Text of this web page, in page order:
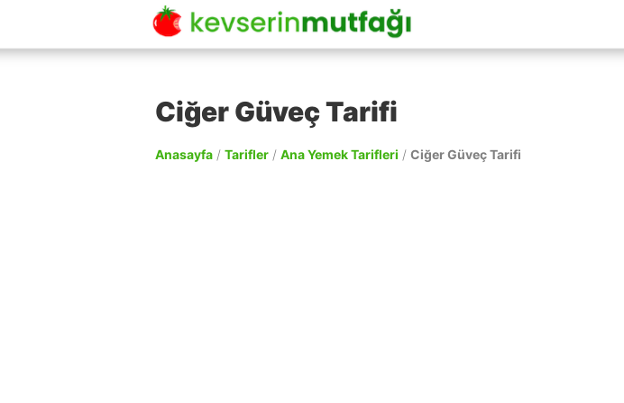
Ciğer Güveç Tarifi
Anasayfa / Tarifler / Ana Yemek Tarifleri / Ciğer Güveç Tarifi